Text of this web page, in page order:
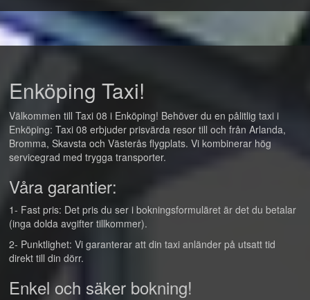
Enköping Taxi!
Välkommen till Taxi 08 i Enköping! Behöver du en pålitlig taxi i
Enköping: Taxi 08 erbjuder prisvärda resor till och från Arlanda,
Bromma, Skavsta och Västerås flygplats. Vi kombinerar hög
servicegrad med trygga transporter.
Våra garantier:
1- Fast pris: Det pris du ser i bokningsformuläret är det du betalar
(inga dolda avgifter tillkommer).
2- Punktlighet: Vi garanterar att din taxi anländer på utsatt tid
direkt till din dörr.
Enkel och säker bokning!